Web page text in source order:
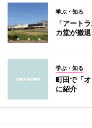
学ぶ・知る
「アート
カ堂が撤退
学ぶ・知る
町田で「
に紹介